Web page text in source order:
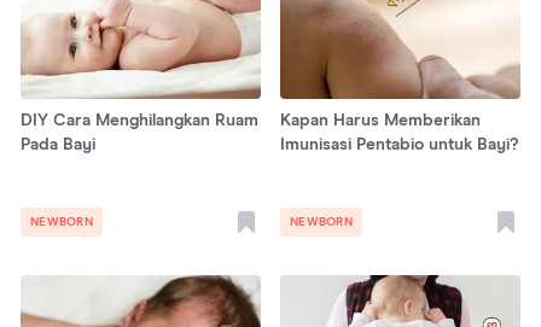
DIY Cara Menghilangkan Ruam
Pada Bayi
NEWBORN
Kapan Harus Memberikan
Imunisasi Pentabio untuk Bayi?
NEWBORN